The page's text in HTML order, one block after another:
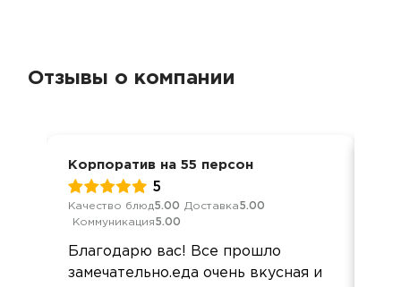
Отзывы о компании
Корпоратив на 55 персон
5
Качество блюд5.00 Доставка5.00
Коммуникация5.00
Благодарю вас! Все прошло
замечательно.еда очень вкусная и